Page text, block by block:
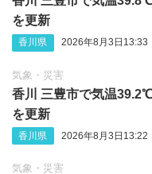
を更新
香川県 2026年8月3日13:33
気象・災害
香川 三豊市で気温
を更新
香川県 2026年8月3日13:22
気象・災害